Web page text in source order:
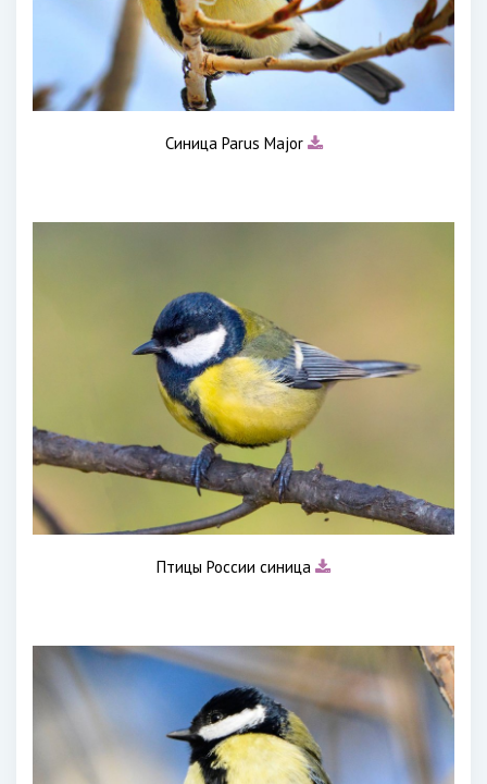
Синица Parus Major
Птицы России синица